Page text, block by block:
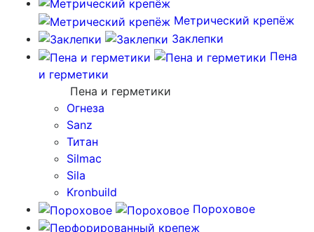
Метрический крепёж
Заклепки
Пена
и герметики
Пена и герметики
Огнеза
Sanz
Титан
Silmac
Sila
Kronbuild
Пороховое